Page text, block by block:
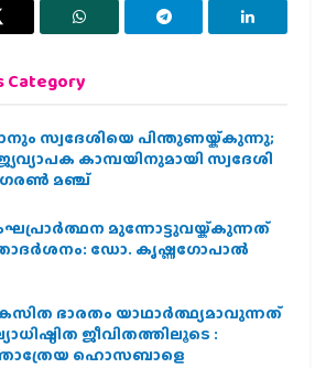
Category
സ്വദേശിയെ പിന്തുണയ്ക്കുന്നു;
കാമ്പയിനുമായി സ്വദേശി
മഞ്ച്
മുന്നോട്ടുവയ്ക്കുന്നത്
ഡോ. കൃഷ്ണഗോപാല്‍
ഭാരതം യാഥാർത്ഥ്യമാവുന്നത്
ജീവിതത്തിലൂടെ :
ഹൊസബാളെ